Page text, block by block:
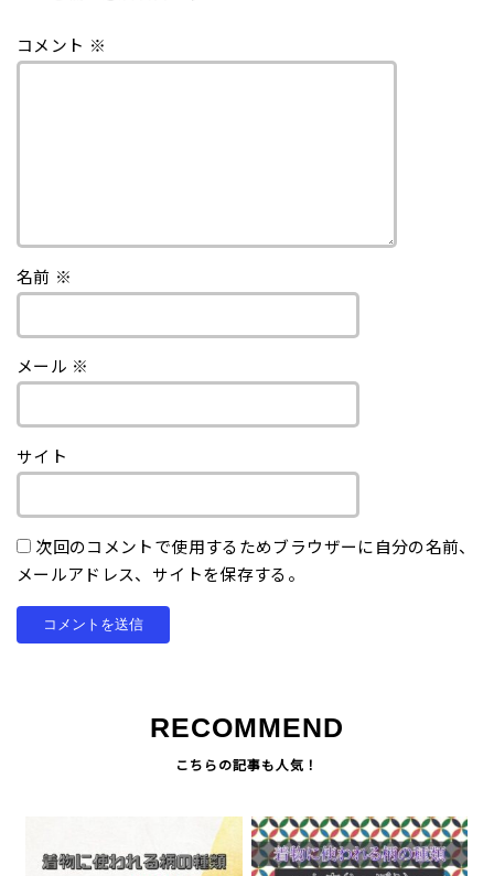
コメント ※
名前 ※
メール ※
サイト
次回のコメントで使用するためブラウザーに自分の名前、
メールアドレス、サイトを保存する。
RECOMMEND